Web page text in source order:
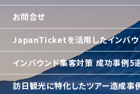
お問合せ
JapanTicketを活用したインバウ
インバウンド集客対策 成功事例5
訪日観光に特化したツアー造成事